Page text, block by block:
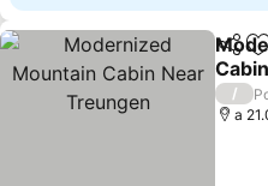
Ver
/
a